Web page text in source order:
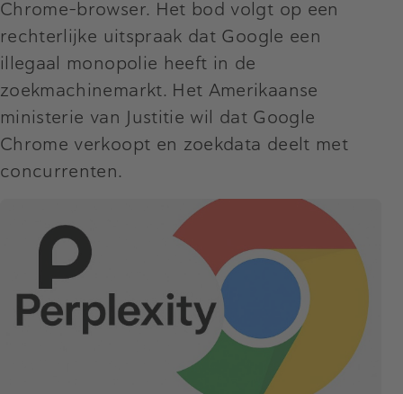
Chrome-browser. Het bod volgt op een
rechterlijke uitspraak dat Google een
illegaal monopolie heeft in de
zoekmachinemarkt. Het Amerikaanse
ministerie van Justitie wil dat Google
Chrome verkoopt en zoekdata deelt met
concurrenten.